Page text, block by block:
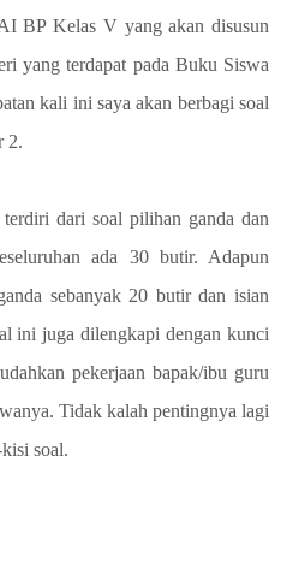
BP Kelas V yang akan disusun
yang terdapat pada Buku Siswa
kali ini saya akan berbagi soal
2.
dari soal pilihan ganda dan
ada 30 butir. Adapun
sebanyak 20 butir dan isian
ini juga dilengkapi dengan kunci
pekerjaan bapak/ibu guru
Tidak kalah pentingnya lagi
soal.